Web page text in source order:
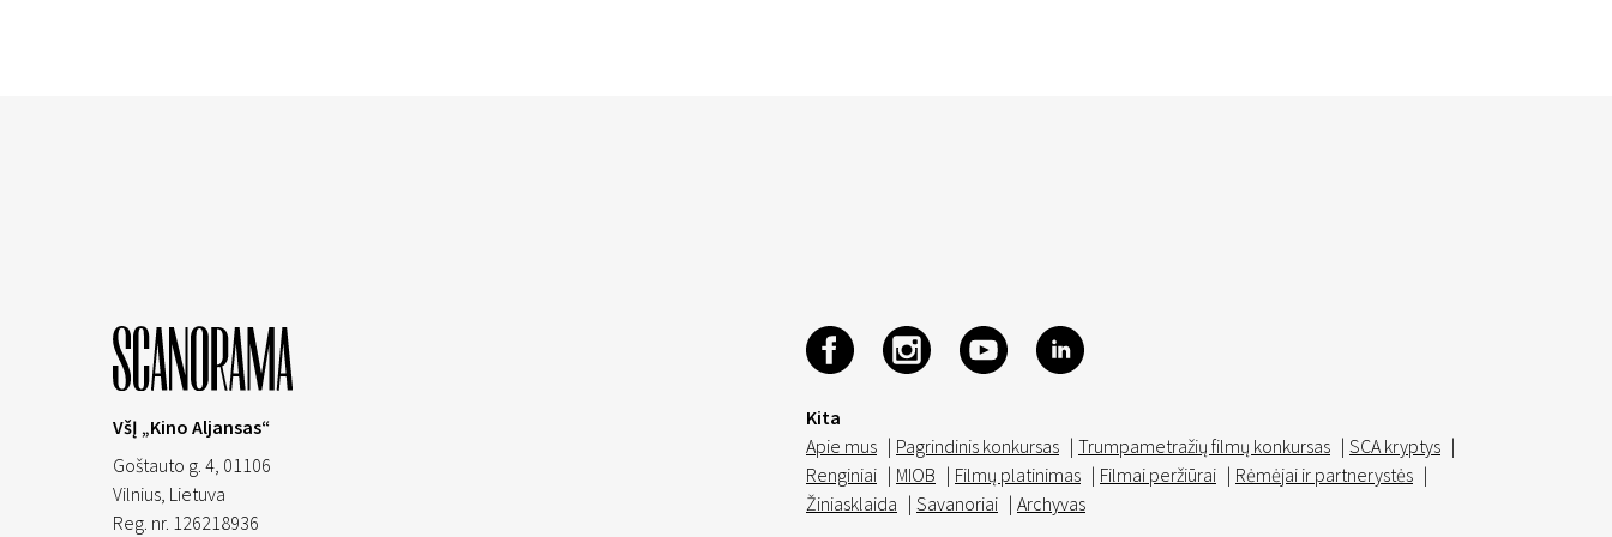
Kita
Apie mus | Pagrindinis konkursas | Trumpametražių filmų konkursas | SCA kryptys |
Renginiai | MIOB | Filmų platinimas | Filmai peržiūrai | Rėmėjai ir partnerystės |
Žiniasklaida | Savanoriai | Archyvas
VšĮ „Kino Aljansas“
Goštauto g. 4, 01106
Vilnius, Lietuva
Reg. nr. 126218936